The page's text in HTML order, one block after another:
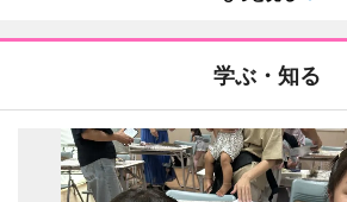
学ぶ・知る